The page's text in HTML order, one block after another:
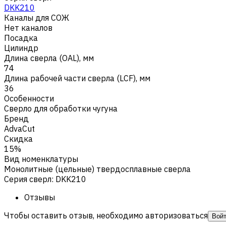
DKK210
Каналы для СОЖ
Нет каналов
Посадка
Цилиндр
Длина сверла (OAL), мм
74
Длина рабочей части сверла (LCF), мм
36
Особенности
Сверло для обработки чугуна
Бренд
AdvaCut
Скидка
15%
Вид номенклатуры
Монолитные (цельные) твердосплавные сверла
Серия сверл: DKK210
Отзывы
Чтобы оставить отзыв, необходимо авторизоваться